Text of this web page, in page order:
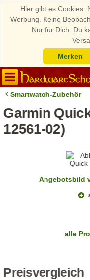
Hier gibt es Cookies.
Werbung. Keine
Nur für Dich. Du
Merken
Smartwatch-Zubehör
Garmin
12561-02)
Angebotsbild
alle
Preisvergleich